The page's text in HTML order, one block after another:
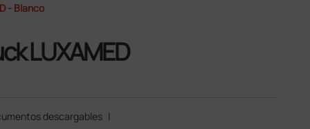
- Blanco
LUXAMED
descargables |